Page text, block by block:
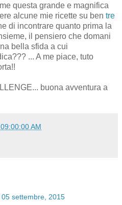
questa grande e magnifica
alcune mie ricette su ben tre
di incontrare quanto prima la
il pensiero che domani
bella sfida a cui
... A me piace, tuto
buona avventura a
AM
settembre, 2015